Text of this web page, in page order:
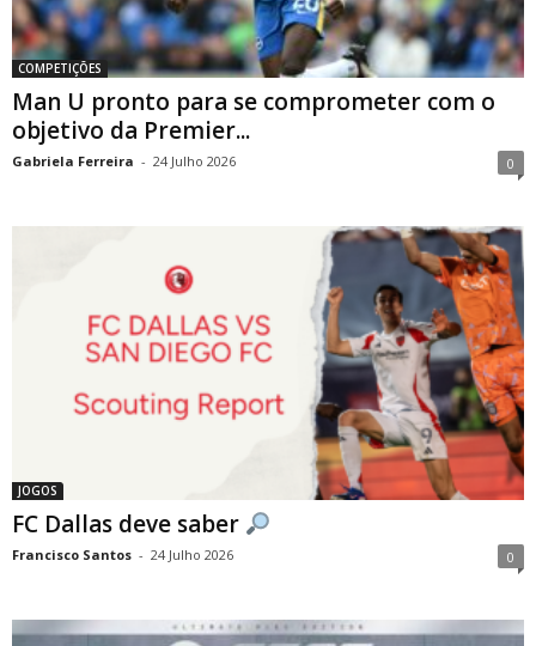
COMPETIÇÕES
Man U pronto para se comprometer com o
objetivo da Premier...
Gabriela Ferreira - 24 Julho 2026 0
JOGOS
FC Dallas deve saber
Francisco Santos - 24 Julho 2026 0